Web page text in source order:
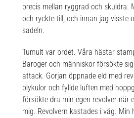
precis mellan ryggrad och skuldra.
och ryckte till, och innan jag visste
sadeln.
Tumult var ordet. Våra hästar
Baroger och människor försökte
attack. Gorjan öppnade eld med
blykulor och fyllde luften med
försökte dra min egen revolver när
mig. Revolvern kastades i väg. Min